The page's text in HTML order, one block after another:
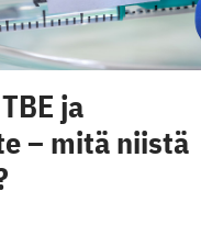
ja
– mitä niistä